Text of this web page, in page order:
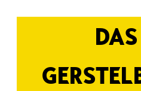
Inhalt
DAS